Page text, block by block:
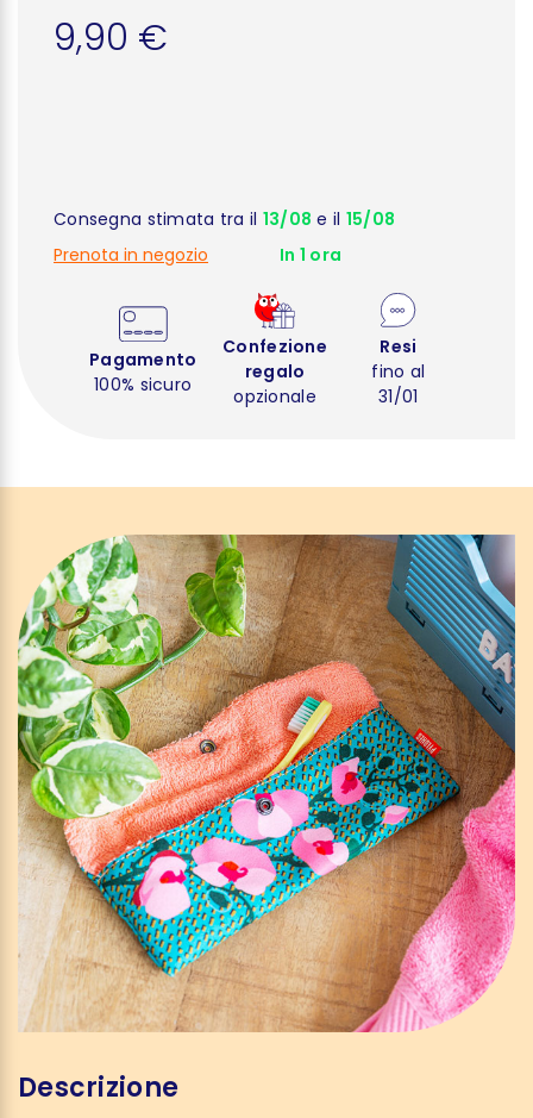
9,90 €
Consegna stimata tra il 13/08 e il 15/08
Prenota in negozio
In 1 ora
Pagamento
100% sicuro
Confezione
regalo
opzionale
Resi
fino al
31/01
Descrizione